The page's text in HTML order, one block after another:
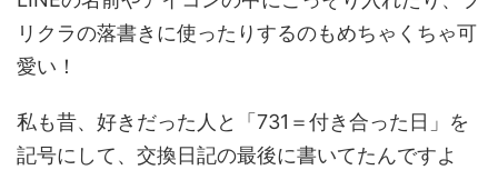
リクラの落書きに使ったりするのもめちゃくちゃ可
愛い！
私も昔、好きだった人と「731＝付き合った日」を
記号にして、交換日記の最後に書いてたんですよ